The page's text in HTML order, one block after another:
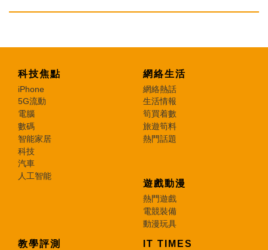
科技焦點
iPhone
5G流動
電腦
數碼
智能家居
科技
汽車
人工智能
網絡生活
網絡熱話
生活情報
筍買着數
旅遊筍料
熱門話題
遊戲動漫
熱門遊戲
電競裝備
動漫玩具
教學評測 IT TIMES